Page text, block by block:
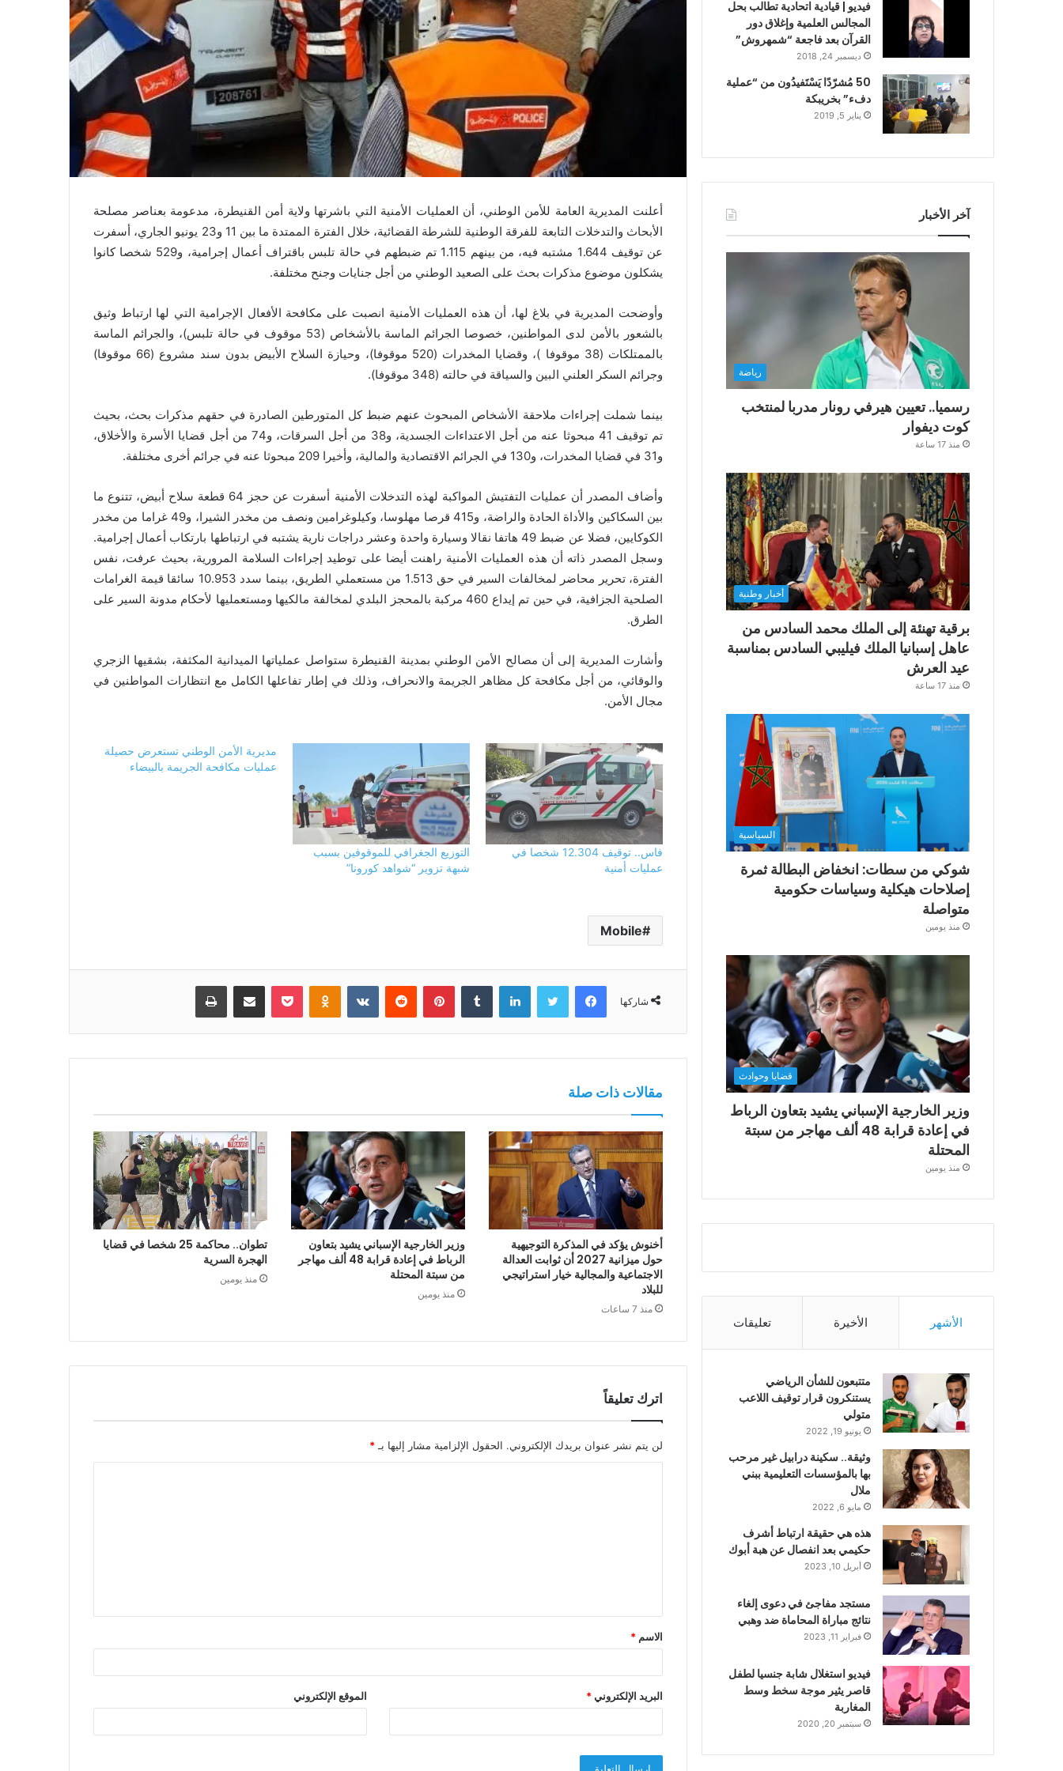
أعلنت المديرية العامة للأمن الوطني، أن العمليات الأمنية التي باشرتها ولاية أمن القنيطرة، مدعومة بعناصر مصلحة
الأبحاث والتدخلات التابعة للفرقة الوطنية للشرطة القضائية، خلال الفترة الممتدة ما بين 11 و23 يونيو الجاري، أسفرت
عن توقيف 1.644 مشتبه فيه، من بينهم 1.115 تم ضبطهم في حالة تلبس باقتراف أعمال إجرامية، و529 شخصا كانوا
يشكلون موضوع مذكرات بحث على الصعيد الوطني من أجل جنايات وجنح مختلفة.
وأوضحت المديرية في بلاغ لها، أن هذه العمليات الأمنية انصبت على مكافحة الأفعال الإجرامية التي لها ارتباط وثيق
بالشعور بالأمن لدى المواطنين، خصوصا الجرائم الماسة بالأشخاص (53 موقوف في حالة تلبس)، والجرائم الماسة
بالممتلكات (38 موقوفا )، وقضايا المخدرات (520 موقوفا)، وحيازة السلاح الأبيض بدون سند مشروع (66 موقوفا)
وجرائم السكر العلني البين والسياقة في حالته (348 موقوفا).
بينما شملت إجراءات ملاحقة الأشخاص المبحوث عنهم ضبط كل المتورطين الصادرة في حقهم مذكرات بحث، بحيث
تم توقيف 41 مبحوثا عنه من أجل الاعتداءات الجسدية، و38 من أجل السرقات، و74 من أجل قضايا الأسرة والأخلاق،
و31 في قضايا المخدرات، و130 في الجرائم الاقتصادية والمالية، وأخيرا 209 مبحوثا عنه في جرائم أخرى مختلفة.
وأضاف المصدر أن عمليات التفتيش المواكبة لهذه التدخلات الأمنية أسفرت عن حجز 64 قطعة سلاح أبيض، تتنوع ما
بين السكاكين والأداة الحادة والراضة، و415 قرصا مهلوسا، وكيلوغرامين ونصف من مخدر الشيرا، و49 غراما من مخدر
الكوكايين، فضلا عن ضبط 49 هاتفا نقالا وسيارة واحدة وعشر دراجات نارية يشتبه في ارتباطها بارتكاب أعمال إجرامية.
وسجل المصدر ذاته أن هذه العمليات الأمنية راهنت أيضا على توطيد إجراءات السلامة المرورية، بحيث عرفت، نفس
الفترة، تحرير محاضر لمخالفات السير في حق 1.513 من مستعملي الطريق، بينما سدد 10.953 سائقا قيمة الغرامات
الصلحية الجزافية، في حين تم إيداع 460 مركبة بالمحجز البلدي لمخالفة مالكيها ومستعمليها لأحكام مدونة السير على
الطرق.
وأشارت المديرية إلى أن مصالح الأمن الوطني بمدينة القنيطرة ستواصل عملياتها الميدانية المكثفة، بشقيها الزجري
والوقائي، من أجل مكافحة كل مظاهر الجريمة والانحراف، وذلك في إطار تفاعلها الكامل مع انتظارات المواطنين في
مجال الأمن.
فاس.. توقيف 12.304 شخصا في
عمليات أمنية
التوزيع الجغرافي للموقوفين بسبب
شبهة تزوير “شواهد كورونا”
مديرية الأمن الوطني تستعرض حصيلة
عمليات مكافحة الجريمة بالبيضاء
Mobile
شاركها
فيسبوك تويتر لينكدإن بينتيريست Odnoklassniki
بوكيت مشاركة عبر البريد طباعة
مقالات ذات صلة
أخنوش يؤكد في المذكرة التوجيهية
حول ميزانية 2027 أن ثوابت العدالة
الاجتماعية والمجالية خيار استراتيجي
للبلاد
منذ 7 ساعات
وزير الخارجية الإسباني يشيد بتعاون
الرباط في إعادة قرابة 48 ألف مهاجر
من سبتة المحتلة
منذ يومين
تطوان.. محاكمة 25 شخصا في قضايا
الهجرة السرية
منذ يومين
اترك تعليقاً
لن يتم نشر عنوان بريدك الإلكتروني. الحقول الإلزامية مشار إليها بـ *
ق
*
الاسم *
البريد الإلكتروني* الموقع الإلكتروني
فيديو | قيادية اتحادية تطالب بحل
المجالس العلمية وإغلاق دور
القرآن بعد فاجعة “شمهروش”
ديسمبر 24, 2018
50 مُشرّدًا يَسْتَفيدُون من “عملية
دفء” بخريبكة
يناير 5, 2019
آخر الأخبار
رياضة
رسميا.. تعيين هيرفي رونار مدربا لمنتخب
كوت ديفوار
منذ 17 ساعة
أخبار وطنية
برقية تهنئة إلى الملك محمد السادس من
عاهل إسبانيا الملك فيليبي السادس بمناسبة
عيد العرش
منذ 17 ساعة
السياسية
شوكي من سطات: انخفاض البطالة ثمرة
إصلاحات هيكلية وسياسات حكومية
متواصلة
منذ يومين
قضايا وحوادث
وزير الخارجية الإسباني يشيد بتعاون الرباط
في إعادة قرابة 48 ألف مهاجر من سبتة
المحتلة
منذ يومين
الأشهر الأخيرة تعليقات
متتبعون للشأن الرياضي
يستنكرون قرار توقيف اللاعب
متولي
يونيو 19, 2022
وثيقة.. سكينة درابيل غير مرحب
بها بالمؤسسات التعليمية ببني
ملال
مايو 6, 2022
هذه هي حقيقة ارتباط أشرف
حكيمي بعد انفصال عن هبة أبوك
أبريل 10, 2023
مستجد مفاجئ في دعوى إلغاء
نتائج مباراة المحاماة ضد وهبي
فبراير 11, 2023
فيديو استغلال شابة جنسيا لطفل
قاصر يثير موجة سخط وسط
المغاربة
سبتمبر 20, 2020